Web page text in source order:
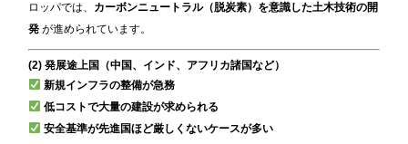
ロッパでは、 カーボンニュートラル（脱炭素）を意識した土木技術の開
発 が進められています。
(2) 発展途上国（中国、インド、アフリカ諸国など）
新規インフラの整備が急務
低コストで大量の建設が求められる
安全基準が先進国ほど厳しくないケースが多い